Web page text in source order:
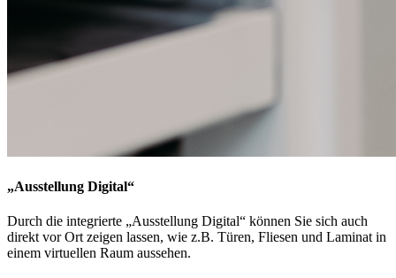
„Ausstellung Digital“
Durch die integrierte „Ausstellung Digital“ können Sie sich auch
direkt vor Ort zeigen lassen, wie z.B. Türen, Fliesen und Laminat in
einem virtuellen Raum aussehen.